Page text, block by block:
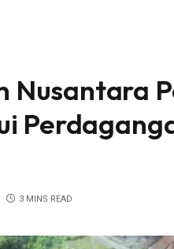
Nusantara
3 MINS READ